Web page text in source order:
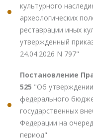
культурного
археологических
реставрации иных
утвержденный
24.04.2026 N 797"
Постановление
525 "Об
федерального
государственных
Федерации на
период"